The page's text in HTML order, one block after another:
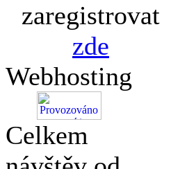
zaregistrovat
zde
Webhosting
Celkem